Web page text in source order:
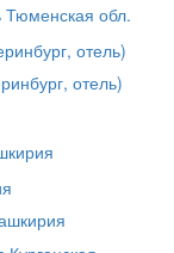
обл.
отель)